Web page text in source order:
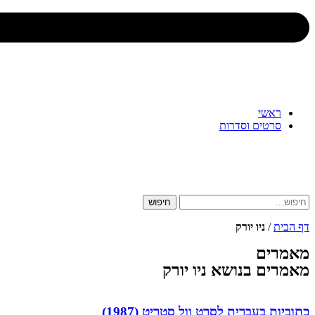
ראשי
סרטים וסדרות
חיפוש
דף הבית/ ניו יורק
מאמרים
מאמרים בנושא ניו יורק
כתוביות בעברית לסרט וול סטריט (1987)